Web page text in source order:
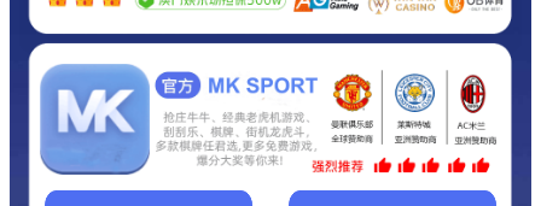
Hey Guys!
我们即将上线啦...